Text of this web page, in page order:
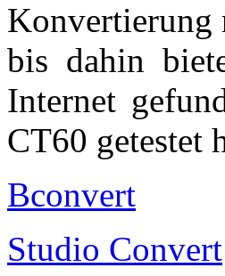
Konvertierung
bis dahin
Internet
CT60 getestet
Bconvert
Studio Convert